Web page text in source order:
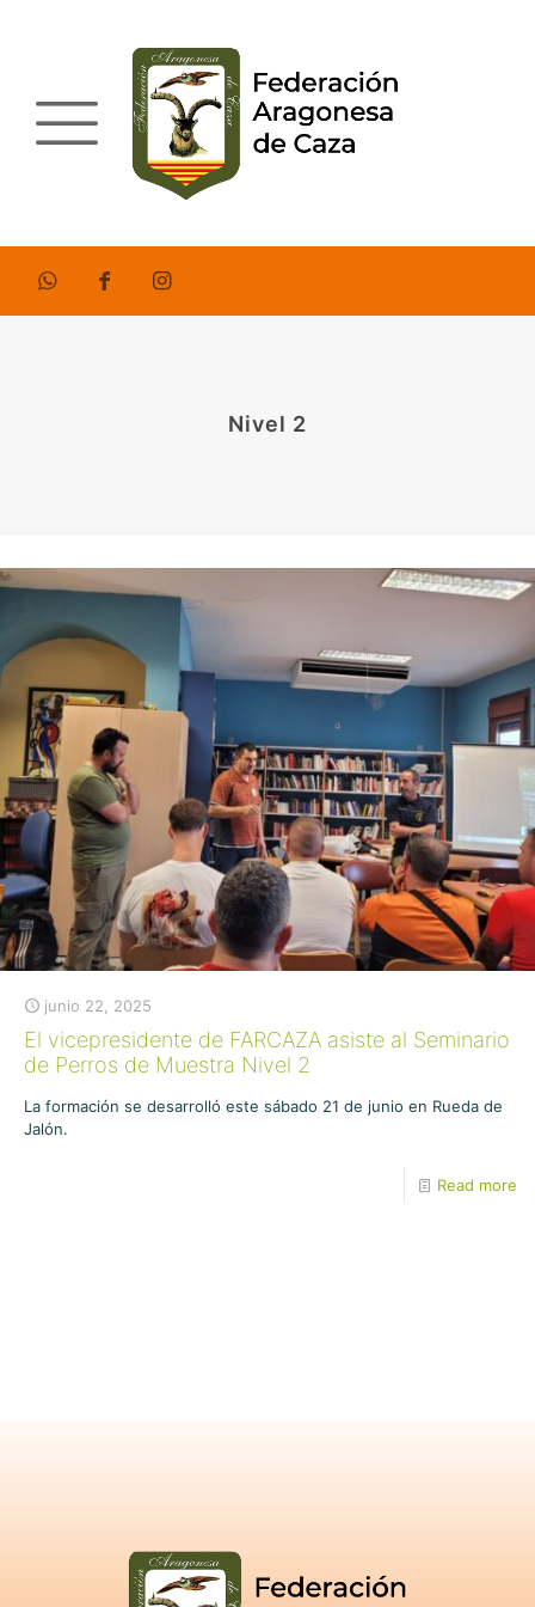
Nivel 2
junio 22, 2025
El vicepresidente de FARCAZA asiste al Seminario
de Perros de Muestra Nivel 2
La formación se desarrolló este sábado 21 de junio en Rueda de
Jalón.
Read more